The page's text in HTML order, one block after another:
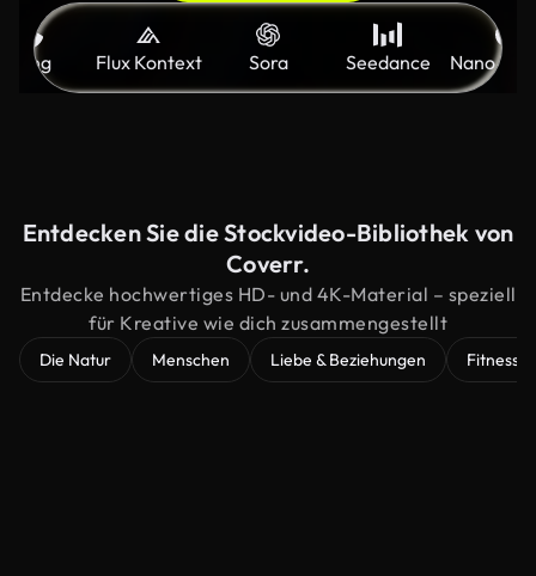
Kling Flux Kontext Sora Seedance Nano
Entdecken Sie die Stockvideo-Bibliothek von
Coverr.
Entdecke hochwertiges HD- und 4K-Material – speziell
für Kreative wie dich zusammengestellt
Die Natur Menschen Liebe & Beziehungen Fitness